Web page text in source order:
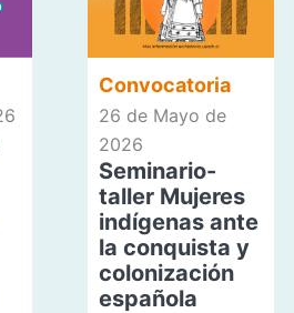
Convocatoria
26 de Mayo de
2026
Seminario-
taller Mujeres
indígenas ante
la conquista y
colonización
española